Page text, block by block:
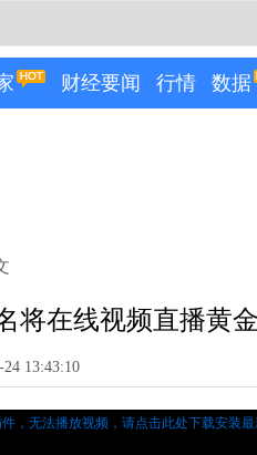
财经要闻 行情 数据
将在线视频直播黄
24 13:43:10
，无法播放视频， 请点击此处下载安装